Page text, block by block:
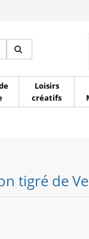
Loisirs
créatifs
tigré de